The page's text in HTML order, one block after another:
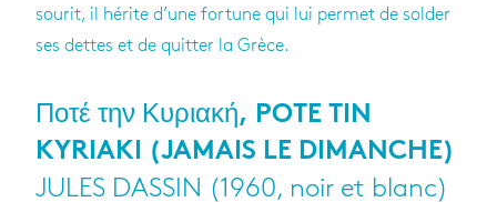
sou­rit, il hérite d’une for­tune qui lui per­met de sol­der
ses dettes et de quit­ter la Grèce.
Ποτέ την Κυριακή, POTE TIN
KYRIAKI (JAMAIS LE DIMANCHE)
JULES DASSIN (1960, noir et blanc)